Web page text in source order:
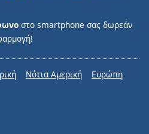
στο smartphone σας δωρεάν
Νότια Αμερική
Ευρώπη